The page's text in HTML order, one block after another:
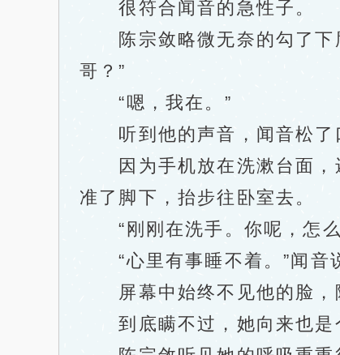
很符合闻音的急性子。
陈宗敛略微无奈的勾了下
哥？”
“嗯，我在。”
听到他的声音，闻音松了
因为手机放在洗漱台面，
准了脚下，抬步往卧室去。
“刚刚在洗手。你呢，怎么
“心里有事睡不着。”闻音
屏幕中始终不见他的脸，
到底瞒不过，她向来也是